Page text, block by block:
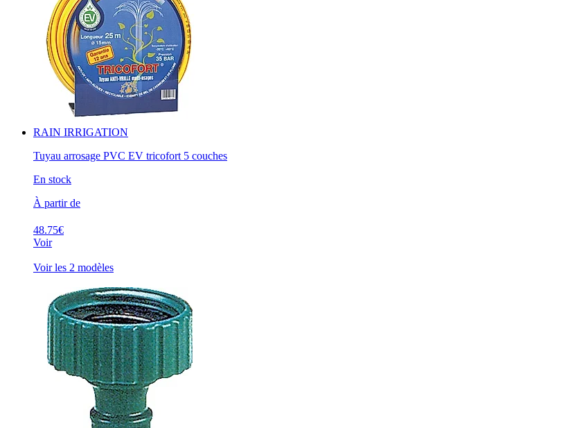
RAIN IRRIGATION
Tuyau arrosage PVC EV tricofort 5 couches
En stock
À partir de
48.75€
Voir
Voir les 2 modèles